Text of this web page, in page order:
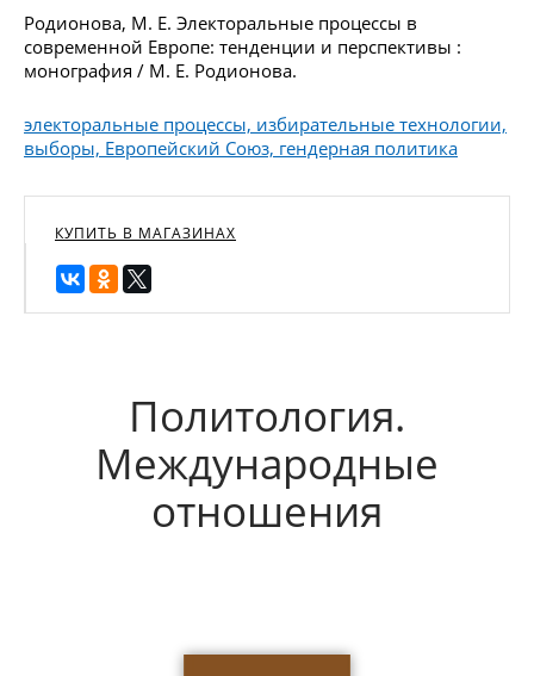
Родионова, М. Е. Электоральные процессы в
современной Европе: тенденции и перспективы :
монография / М. Е. Родионова.
электоральные процессы, избирательные технологии,
выборы, Европейский Союз, гендерная политика
КУПИТЬ В МАГАЗИНАХ
Политология.
Международные
отношения